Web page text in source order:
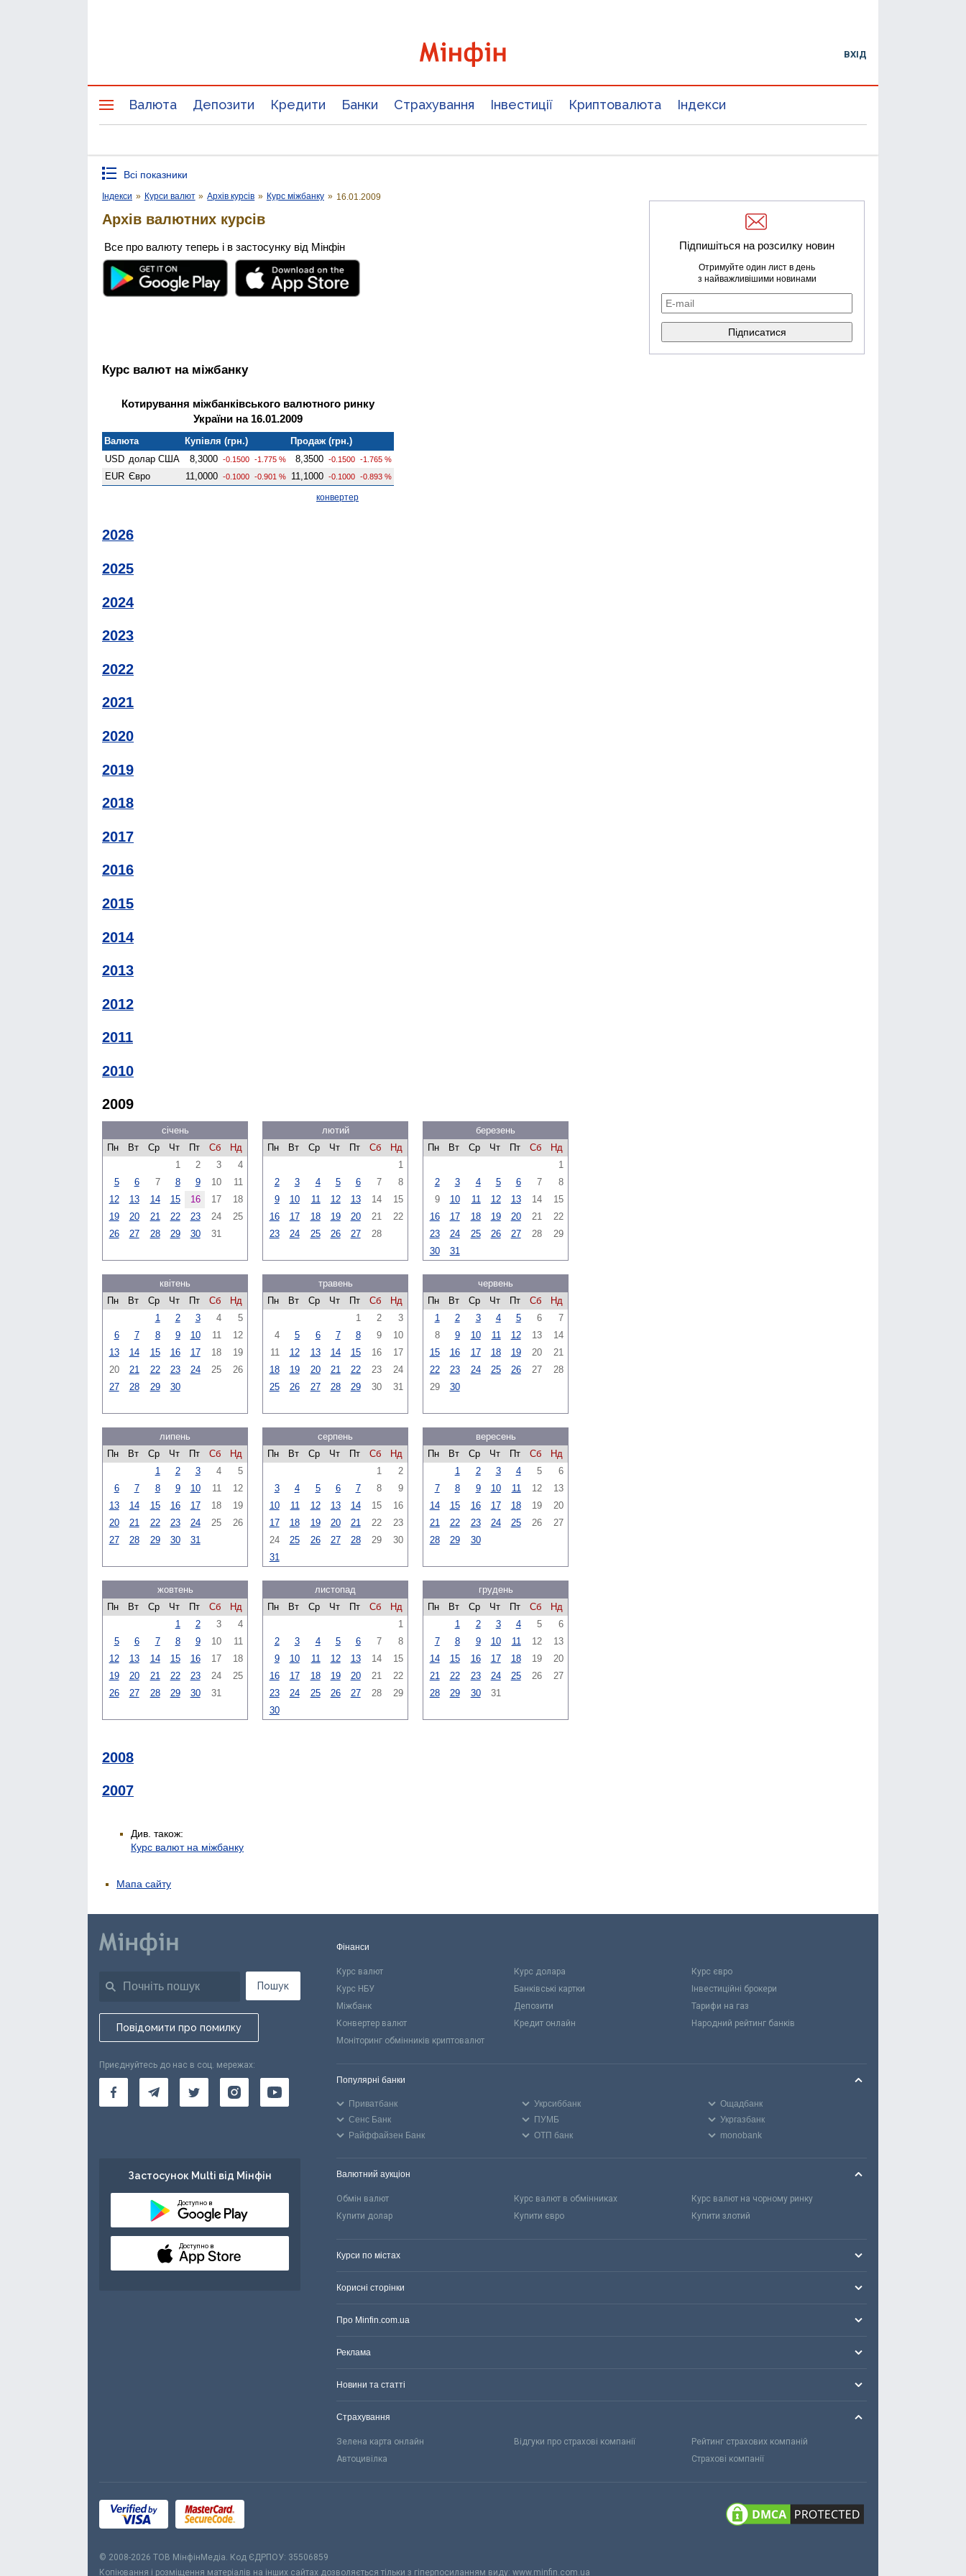
ВХІД
Валюта Депозити Кредити Банки Страхування Інвестиції Криптовалюта Індекси
Всі показники
Індекси » Курси валют » Архів курсів » Курс міжбанку » 16.01.2009
Архів валютних курсів
Все про валюту теперь і в застосунку від Мінфін
Курс валют на міжбанку
Котирування міжбанківського валютного ринку
України на 16.01.2009
Валюта Купівля (грн.)
Продаж (грн.)
USD долар США 8,3000 -0.1500 -1.775 % 8,3500 -0.1500 -1.765 %
EUR Євро 11,0000 -0.1000 -0.901 % 11,1000 -0.1000 -0.893 %
конвертер
2026
2025
2024
2023
2022
2021
2020
2019
2018
2017
2016
2015
2014
2013
2012
2011
2010
2009
січень
Пн
Вт Ср Чт Пт Сб
Нд
1
2 3
4
5
6 7 8 9 10
11
12
13 14 15 16 17
18
19
20 21 22 23 24
25
26
27 28 29 30 31
лютий
Пн
Вт Ср Чт Пт Сб
Нд
1
2
3 4 5 6 7
8
9
10 11 12 13 14
15
16
17 18 19 20 21
22
23
24 25 26 27 28
березень
Пн
Вт Ср Чт Пт Сб
Нд
1
2
3 4 5 6 7
8
9
10 11 12 13 14
15
16
17 18 19 20 21
22
23
24 25 26 27 28
29
30
31
квітень
Пн
Вт Ср Чт Пт Сб
Нд
1
2 3 4
5
6
7 8 9 10 11
12
13
14 15 16 17 18
19
20
21 22 23 24 25
26
27
28 29 30
травень
Пн
Вт Ср Чт Пт Сб
Нд
1
2
3
4
5 6 7 8 9
10
11
12 13 14 15 16
17
18
19 20 21 22 23
24
25
26 27 28 29 30 31
червень
Пн
Вт Ср Чт Пт Сб
Нд
1
2 3 4 5 6
7
8
9 10 11 12 13
14
15
16 17 18 19 20
21
22
23 24 25 26 27
28
29
30
липень
Пн
Вт Ср Чт Пт Сб
Нд
1
2 3 4
5
6
7 8 9 10 11
12
13
14 15 16 17 18
19
20
21 22 23 24 25
26
27
28 29 30 31
серпень
Пн
Вт Ср Чт Пт Сб
Нд
1
2
3
4 5 6 7 8
9
10
11 12 13 14 15
16
17
18 19 20 21 22
23
24
25 26 27 28 29
30
31
вересень
Пн
Вт Ср Чт Пт Сб
Нд
1
2 3 4 5
6
7
8 9 10 11 12
13
14
15 16 17 18 19
20
21
22 23 24 25 26
27
28
29 30
жовтень
Пн
Вт Ср Чт Пт Сб
Нд
1
2 3
4
5
6 7 8 9 10
11
12
13 14 15 16 17
18
19
20 21 22 23 24
25
26
27 28 29 30 31
листопад
Пн
Вт Ср Чт Пт Сб
Нд
1
2
3 4 5 6 7
8
9
10 11 12 13 14
15
16
17 18 19 20 21
22
23
24 25 26 27 28
29
30
грудень
Пн
Вт Ср Чт Пт Сб
Нд
1
2 3 4 5
6
7
8 9 10 11 12
13
14
15 16 17 18 19
20
21
22 23 24 25 26
27
28
29 30 31
2008
2007
Див. також:
Курс валют на міжбанку
Підпишіться на розсилку новин
Отримуйте один лист в день
з найважливішими новинами
Мапа сайту
Пошук
Повідомити про помилку
Приєднуйтесь до нас в соц. мережах:
Застосунок Multi від Мінфін
Доступно в
Доступно в
Фінанси
Курс валют Курс долара
Курс євро
Курс НБУ
Банківські картки
Інвестиційні брокери
Міжбанк
Депозити
Тарифи на газ
Конвертер валют
Кредит онлайн
Народний рейтинг банків
Моніторинг обмінників криптовалют
Популярні банки
Приватбанк Укрсиббанк
Ощадбанк
Сенс Банк
ПУМБ
Укргазбанк
Райффайзен Банк
ОТП банк monobank
Валютний аукціон
Обмін валют Курс валют в обмінниках
Курс валют на чорному ринку
Купити долар
Купити євро Купити злотий
Курси по містах
Корисні сторінки
Про Minfin.com.ua
Реклама
Новини та статті
Страхування
Зелена карта онлайн Відгуки про страхові компанії
Рейтинг страхових компаній
Автоцивілка
Страхові компанії
© 2008-2026 ТОВ МiнфiнМедiа. Код ЄДРПОУ: 35506859
Копіювання і розміщення матеріалів на інших сайтах дозволяється тільки з гіперпосиланням виду: www.minfin.com.ua